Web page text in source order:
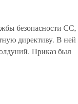
безопасности СС,
директиву. В ней
Приказ был